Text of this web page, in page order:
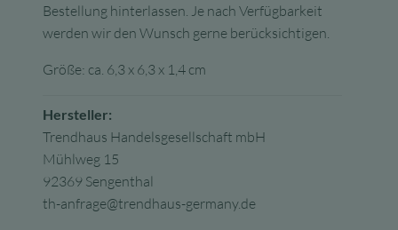
Bestellung hinterlassen. Je nach Verfügbarkeit
werden wir den Wunsch gerne berücksichtigen.
Größe: ca. 6,3 x 6,3 x 1,4 cm
Hersteller:
Trendhaus Handelsgesellschaft mbH
Mühlweg 15
92369 Sengenthal
th-anfrage@trendhaus-germany.de